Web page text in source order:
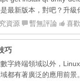
最新版本，對吧？升級
資源 暫無評論 喜
巧
字終端領域以外，
都有著廣泛的應用前景